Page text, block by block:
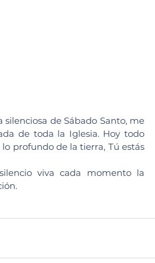
silenciosa de Sábado Santo, me
de toda la Iglesia. Hoy todo
profundo de la tierra, Tú estás
viva cada momento la